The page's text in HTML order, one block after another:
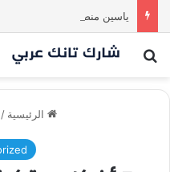
بحث عن
الرئيسية /